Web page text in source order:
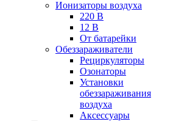
Ионизаторы воздуха
220 В
12 В
От батарейки
Обеззараживатели
Рециркуляторы
Озонаторы
Установки
обеззараживания
воздуха
Аксессуары